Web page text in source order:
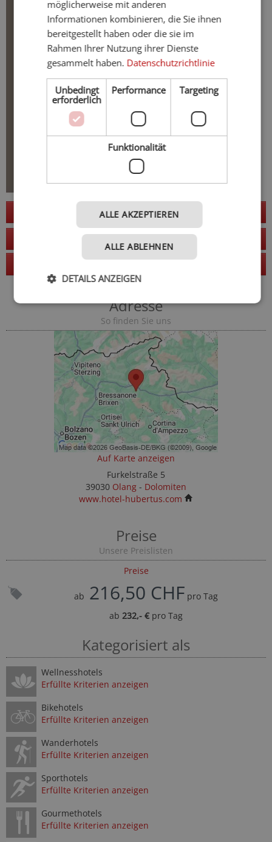
Jetzt anfragen
zur Website
Anruf
Adresse
So finden Sie uns
Auf Karte anzeigen
Furkelstraße 5
39030 Olang - Dolomiten
www.hotel-hubertus.com
Preise
Unsere Preislisten
Preise
ab 216,50 CHFpro Tag
ab 232,- €pro Tag
Kategorisiert als
Wellnesshotels
Erfüllte Kriterien anzeigen
Bikehotels
Erfüllte Kriterien anzeigen
Wanderhotels
Erfüllte Kriterien anzeigen
Sporthotels
Erfüllte Kriterien anzeigen
Gourmethotels
Erfüllte Kriterien anzeigen
möglicherweise mit anderen
Informationen kombinieren, die Sie ihnen
bereitgestellt haben oder die sie im
Rahmen Ihrer Nutzung ihrer Dienste
gesammelt haben. Datenschutzrichtlinie
Unbedingt
erforderlich
Performance Targeting
Funktionalität
ALLE AKZEPTIEREN
ALLE ABLEHNEN
DETAILS ANZEIGEN